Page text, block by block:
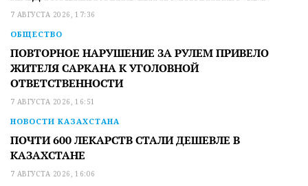
7 АВГУСТА 2026, 17:36
ОБЩЕСТВО
ПОВТОРНОЕ НАРУШЕНИЕ ЗА РУЛЕМ ПРИВЕЛО
ЖИТЕЛЯ САРКАНА К УГОЛОВНОЙ
ОТВЕТСТВЕННОСТИ
7 АВГУСТА 2026, 16:51
НОВОСТИ КАЗАХСТАНА
ПОЧТИ 600 ЛЕКАРСТВ СТАЛИ ДЕШЕВЛЕ В
КАЗАХСТАНЕ
7 АВГУСТА 2026, 16:06